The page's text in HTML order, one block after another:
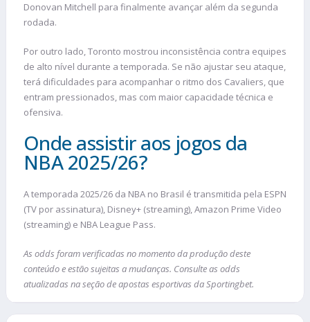
Donovan Mitchell para finalmente avançar além da segunda
rodada.
Por outro lado, Toronto mostrou inconsistência contra equipes
de alto nível durante a temporada. Se não ajustar seu ataque,
terá dificuldades para acompanhar o ritmo dos Cavaliers, que
entram pressionados, mas com maior capacidade técnica e
ofensiva.
Onde assistir aos jogos da
NBA 2025/26?
A temporada 2025/26 da NBA no Brasil é transmitida pela ESPN
(TV por assinatura), Disney+ (streaming), Amazon Prime Video
(streaming) e NBA League Pass.
As odds foram verificadas no momento da produção deste
conteúdo e estão sujeitas a mudanças. Consulte as odds
atualizadas na seção de apostas esportivas da Sportingbet.